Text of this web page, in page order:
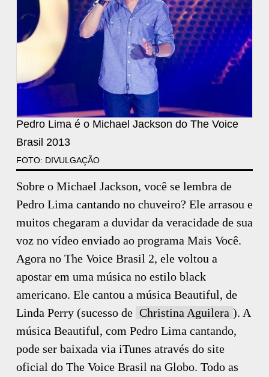
Pedro Lima é o Michael Jackson do The Voice
Brasil 2013
FOTO: DIVULGAÇÃO
Sobre o Michael Jackson, você se lembra de
Pedro Lima cantando no chuveiro? Ele arrasou e
muitos chegaram a duvidar da veracidade de sua
voz no vídeo enviado ao programa Mais Você.
Agora no The Voice Brasil 2, ele voltou a
apostar em uma música no estilo black
americano. Ele cantou a música Beautiful, de
Linda Perry (sucesso de Christina Aguilera ). A
música Beautiful, com Pedro Lima cantando,
pode ser baixada via iTunes através do site
oficial do The Voice Brasil na Globo. Todo as